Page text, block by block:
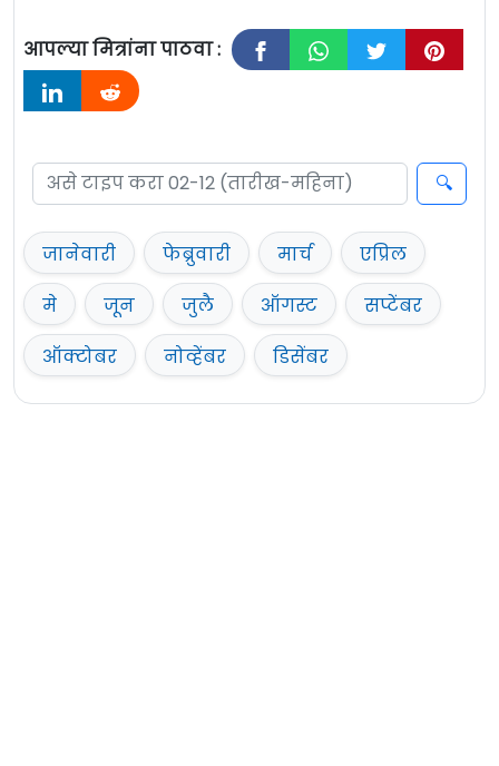
आपल्या मित्रांना पाठवा :
जानेवारी फेब्रुवारी मार्च
एप्रिल
मे
जून जुलै ऑगस्ट
सप्टेंबर
ऑक्टोबर
नोव्हेंबर डिसेंबर